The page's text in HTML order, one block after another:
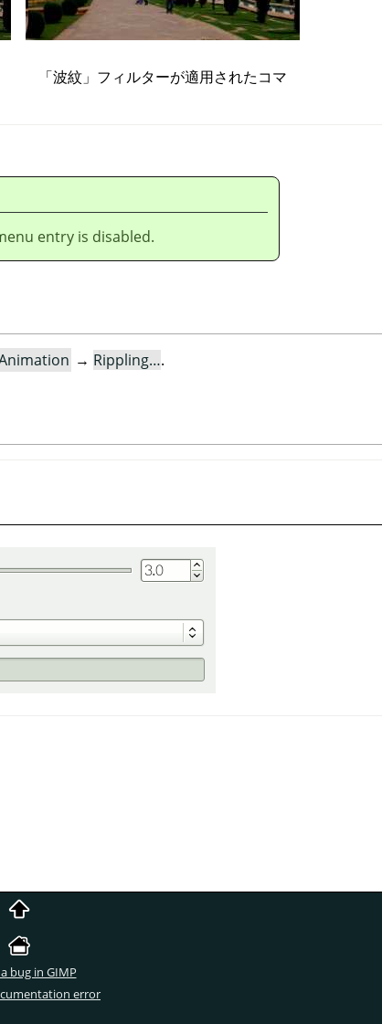
「波紋 」 フィルターが適用されたコマ
entry is disabled.
→ Rippling….
bug in GIMP
error